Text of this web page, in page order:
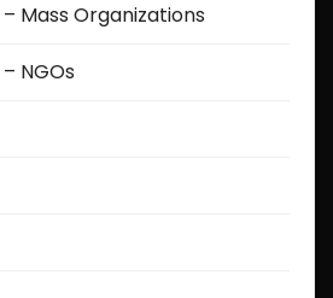
Mass Organizations
NGOs